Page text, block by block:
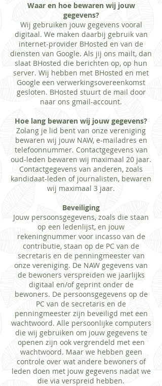
Waar en hoe bewaren wij jouw
gegevens?
​Wij gebruiken jouw gegevens vooral
digitaal. We maken daarbij gebruik van
internet-provider BHosted en van de
diensten van Google. Als jij ons mailt, dan
slaat BHosted die berichten op, op hun
server. Wij hebben met BHosted en met
Google een verwerkingsovereenkomst
gesloten. BHosted stuurt de mail door
naar ons gmail-account.
Hoe lang bewaren wij jouw gegevens?
​Zolang je lid bent van onze vereniging
bewaren wij jouw NAW, e-mailadres en
telefoonnummer. Contactgegevens van
oud-leden bewaren wij maximaal 20 jaar.
Contactgegevens van anderen, zoals
kandidaat-leden of journalisten, bewaren
wij maximaal 3 jaar.
Beveiliging
Jouw persoonsgegevens, zoals die staan
op een ledenlijst, en jouw
rekeningnummer voor incasso van de
contributie, staan op de PC van de
secretaris en de penningmeester van
onze vereniging. De NAW gegevens van
de bewoners verspreiden we jaarlijks
digitaal en/of geprint onder de
bewoners. De persoonsgegevens op de
PC van de secretaris en de
penningmeester zijn beveiligd met een
wachtwoord. Alle persoonlijke computers
die wij gebruiken om jouw gegevens te
openen zijn ook vergrendeld met een
wachtwoord. Maar we hebben geen
controle over wat andere bewoners of
leden doen met jouw gegevens nadat we
die via verspreid hebben.